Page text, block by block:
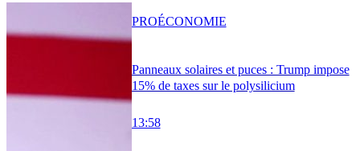
Panneaux solaires et puces : Trump impose
15% de taxes sur le polysilicium
13:58
PROÉCONOMIE